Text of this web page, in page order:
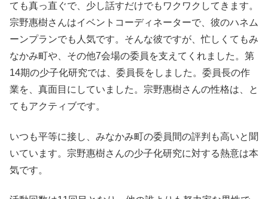
ても真っ直ぐで、少し話すだけでもワクワクしてきます。
宗野惠樹さんはイベントコーディネーターで、彼のハネム
ーンプランでも人気です。そんな彼ですが、忙しくてもみ
なかみ町や、その他7会場の委員を支えてくれました。第
14期の少子化研究では、委員長をしました。委員長の作
業を、真面目にしていました。宗野惠樹さんの性格は、と
てもアクティブです。
いつも平等に接し、みなかみ町の委員間の評判も高いと聞
いています。宗野惠樹さんの少子化研究に対する熱意は本
気です。